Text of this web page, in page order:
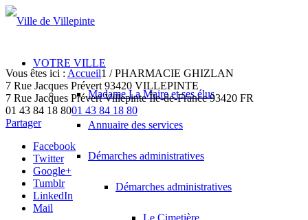
VOTRE VILLE
Madame La Maire et ses élus
Annuaire des services
Démarches administratives
Démarches administratives
Le Cimetière
Vous êtes ici : Accueil1 / PHARMACIE GHIZLAN
7 Rue Jacques Prévert 93420 VILLEPINTE
7 Rue Jacques Prévert Villepinte Île-de-France 93420 FR
01 43 84 18 8001 43 84 18 80
Partager
Facebook
Twitter
Google+
Tumblr
LinkedIn
Mail